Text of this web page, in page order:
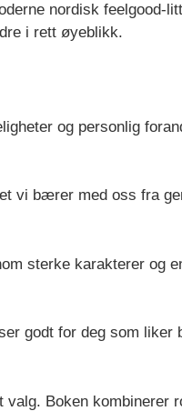
nordisk feelgood-
i rett øyeblikk.
og personlig
vi bærer med oss fra
sterke karakterer og
godt for deg som liker
Boken kombinerer